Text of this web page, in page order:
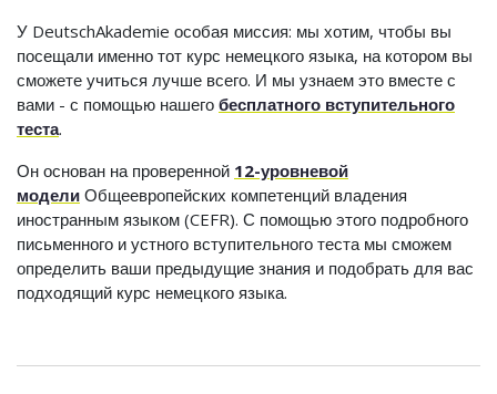
У DeutschAkademie особая миссия: мы хотим, чтобы вы
посещали именно тот курс немецкого языка, на котором вы
сможете учиться лучше всего. И мы узнаем это вместе с
вами - с помощью нашего бесплатного вступительного
теста.
Он основан на проверенной 12-уровневой
модели Общеевропейских компетенций владения
иностранным языком (CEFR). С помощью этого подробного
письменного и устного вступительного теста мы сможем
определить ваши предыдущие знания и подобрать для вас
подходящий курс немецкого языка.